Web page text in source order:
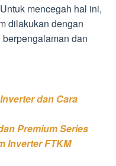
mencegah hal ini,
dilakukan dengan
dan
dan Cara
Premium Series
Inverter FTKM